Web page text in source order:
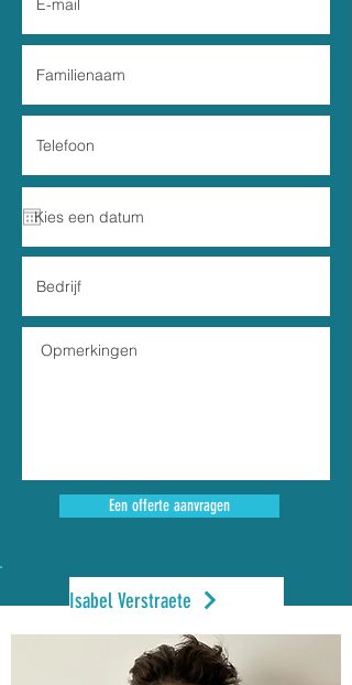
Een offerte aanvragen
Isabel Verstraete